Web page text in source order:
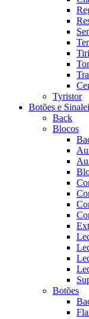
Tyristor
Botões e
Back
Blocos
Botões